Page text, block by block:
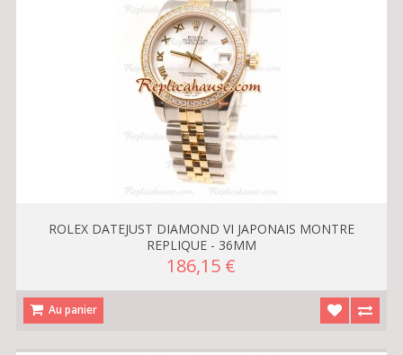
ROLEX DATEJUST DIAMOND VI JAPONAIS MONTRE
REPLIQUE - 36MM
186,15 €
Au panier